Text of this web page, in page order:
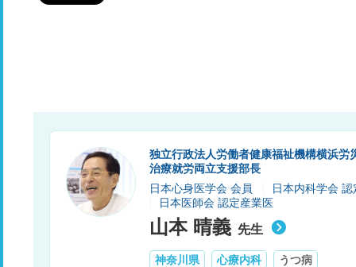
独立行政法人労働者健康福祉機構横浜
治療就労両立支援部長
日本心身医学会 会員
日本内科学会
日本医師会 認定産業医
山本 晴義 先生
神奈川県 心療内科 うつ病